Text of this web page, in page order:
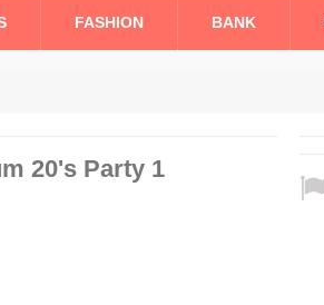
FASHION BANK
20's Party 1